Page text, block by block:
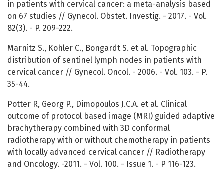
in patients with cervical cancer: a meta-analysis based
on 67 studies // Gynecol. Obstet. Investig. - 2017. - Vol.
82(3). - P. 209-222.
Marnitz S., Kohler C., Bongardt S. et al. Topographic
distribution of sentinel lymph nodes in patients with
cervical cancer // Gynecol. Oncol. - 2006. - Vol. 103. - P.
35-44.
Potter R, Georg P., Dimopoulos J.C.A. et al. Clinical
outcome of protocol based image (MRI) guided adaptive
brachytherapy combined with 3D conformal
radiotherapy with or without chemotherapy in patients
with locally advanced cervical cancer // Radiotherapy
and Oncology. -2011. - Vol. 100. - Issue 1. - P 116-123.